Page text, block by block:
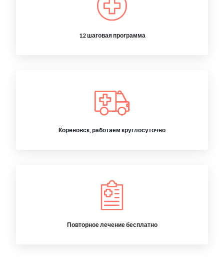
12 шаговая программа
Кореновск, работаем круглосуточно
Повторное лечение бесплатно